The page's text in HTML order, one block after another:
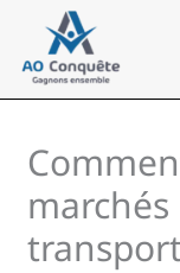
contenu